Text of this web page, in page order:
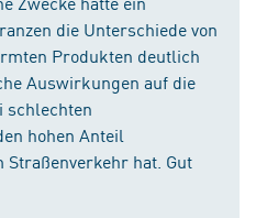
die Unterschiede von
Produkten deutlich
Auswirkungen auf die
schlechten
hohen Anteil
hat. Gut